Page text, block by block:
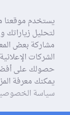
يستخدم موقعنا
لتحليل
الشركات
حصولك على
يمكنك معرفة
سياسة